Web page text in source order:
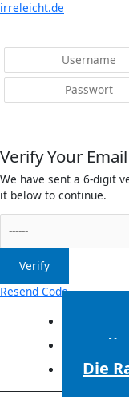
irreleicht.de
Verify Your Email
We have sent a 6-digit
it below to continue.
Verify
Resend Code
Menü
Die